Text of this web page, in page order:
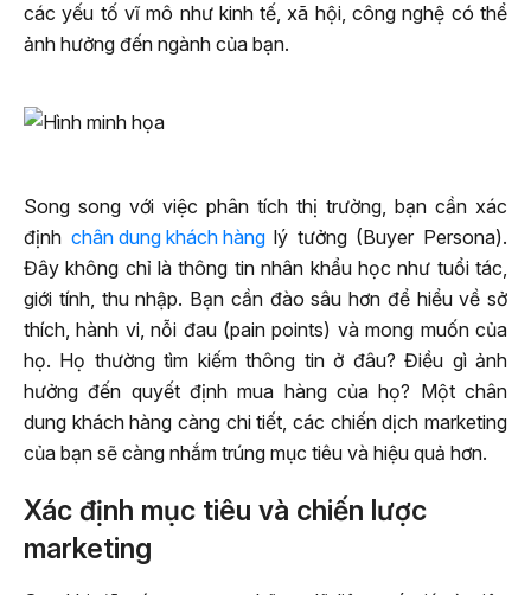
các yếu tố vĩ mô như kinh tế, xã hội, công nghệ có thể
ảnh hưởng đến ngành của bạn.
Song song với việc phân tích thị trường, bạn cần xác
định chân dung khách hànglý tưởng (Buyer Persona).
Đây không chỉ là thông tin nhân khẩu học như tuổi tác,
giới tính, thu nhập. Bạn cần đào sâu hơn để hiểu về sở
thích, hành vi, nỗi đau (pain points) và mong muốn của
họ. Họ thường tìm kiếm thông tin ở đâu? Điều gì ảnh
hưởng đến quyết định mua hàng của họ? Một chân
dung khách hàng càng chi tiết, các chiến dịch marketing
của bạn sẽ càng nhắm trúng mục tiêu và hiệu quả hơn.
Xác định mục tiêu và chiến lược
marketing